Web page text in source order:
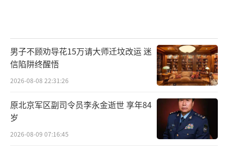
男子不顾劝导花15万请大师迁坟改运 迷
信陷阱终醒悟
2026-08-08 22:31:26
原北京军区副司令员李永金逝世 享年84
岁
2026-08-09 07:16:45